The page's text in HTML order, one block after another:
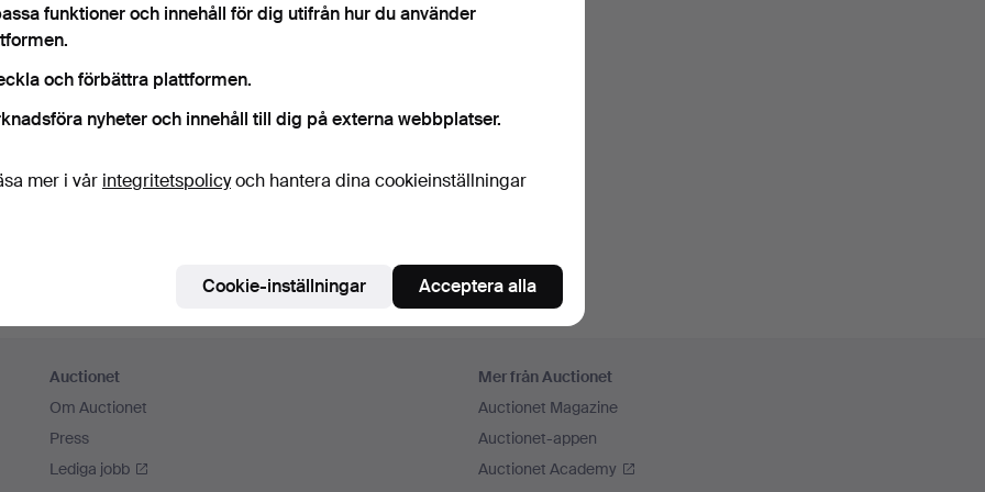
ihåg mig
Logga in
Auctionet
Om Auctionet
Press
Lediga jobb
Mer från Auctionet
Auctionet Magazine
Auctionet-appen
Auctionet Academy
funktioner och innehåll för dig utifrån hur du använder
och förbättra plattformen.
nyheter och innehåll till dig på externa webbplatser.
mer i vår integritetspolicyoch hantera dina cookieinställningar
Cookie-inställningar Acceptera alla